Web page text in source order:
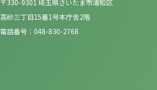
〒330-9301 埼玉県さいたま市浦和区
高砂三丁目15番1号本庁舎2階
電話番号：048-830-2768